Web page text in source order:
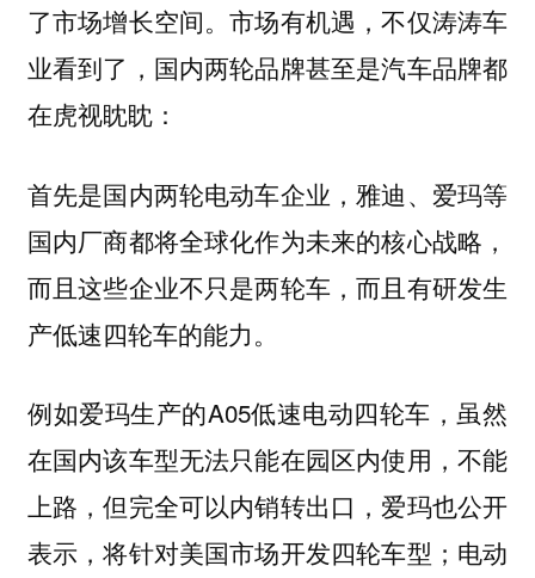
了市场增长空间。市场有机遇，不仅涛涛车
业看到了，国内两轮品牌甚至是汽车品牌都
在虎视眈眈：
首先是国内两轮电动车企业，雅迪、爱玛等
国内厂商都将全球化作为未来的核心战略，
而且这些企业不只是两轮车，而且有研发生
产低速四轮车的能力。
例如爱玛生产的A05低速电动四轮车，虽然
在国内该车型无法只能在园区内使用，不能
上路，但完全可以内销转出口，爱玛也公开
表示，将针对美国市场开发四轮车型；电动